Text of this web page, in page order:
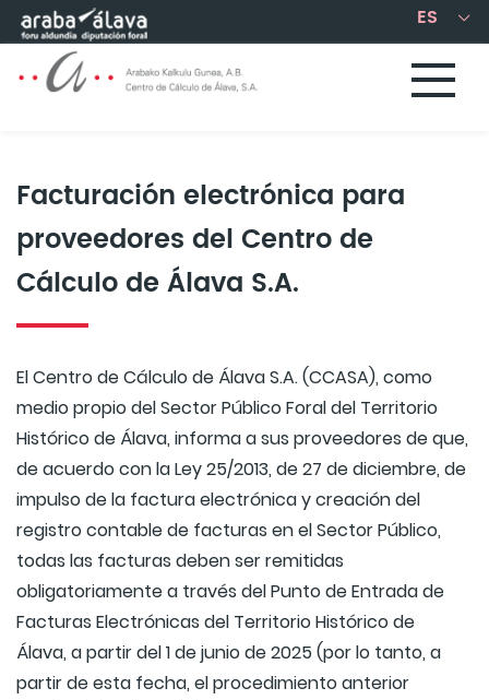
Saltar al contenido principal
Facturación electrónica para
proveedores del Centro de
Cálculo de Álava S.A.
El Centro de Cálculo de Álava S.A. (CCASA), como
medio propio del Sector Público Foral del Territorio
Histórico de Álava, informa a sus proveedores de que,
de acuerdo con la Ley 25/2013, de 27 de diciembre, de
impulso de la factura electrónica y creación del
registro contable de facturas en el Sector Público,
todas las facturas deben ser remitidas
obligatoriamente a través del Punto de Entrada de
Facturas Electrónicas del Territorio Histórico de
Álava, a partir del 1 de junio de 2025 (por lo tanto, a
partir de esta fecha, el procedimiento anterior